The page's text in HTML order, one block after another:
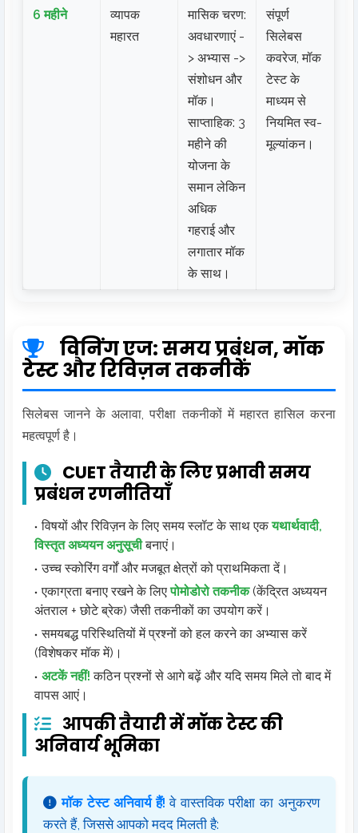
6 महीने
व्यापक
महारत
मासिक चरण:
अवधारणाएं -
> अभ्यास ->
संशोधन और
मॉक।
साप्ताहिक: 3
महीने की
योजना के
समान लेकिन
अधिक
गहराई और
लगातार मॉक
के साथ।
संपूर्ण
सिलेबस
कवरेज, मॉक
टेस्ट के
माध्यम से
नियमित स्व-
मूल्यांकन।
विनिंग एज: समय प्रबंधन, मॉक
टेस्ट और रिविज़न तकनीकें
सिलेबस जानने के अलावा, परीक्षा तकनीकों में महारत हासिल करना
महत्वपूर्ण है।
CUET तैयारी के लिए प्रभावी समय
प्रबंधन रणनीतियाँ
विषयों और रिविज़न के लिए समय स्लॉट के साथ एकयथार्थवादी,
विस्तृत अध्ययन अनुसूचीबनाएं।
उच्च स्कोरिंग वर्गों और मजबूत क्षेत्रों को प्राथमिकता दें।
एकाग्रता बनाए रखने के लिएपोमोडोरो तकनीक(केंद्रित अध्ययन
अंतराल + छोटे ब्रेक) जैसी तकनीकों का उपयोग करें।
समयबद्ध परिस्थितियों में प्रश्नों को हल करने का अभ्यास करें
(विशेषकर मॉक में)।
अटकें नहीं! कठिन प्रश्नों से आगे बढ़ें और यदि समय मिले तो बाद में
वापस आएं।
आपकी तैयारी में मॉक टेस्ट की
अनिवार्य भूमिका
मॉक टेस्ट अनिवार्य हैं! वे वास्तविक परीक्षा का अनुकरण
करते हैं, जिससे आपको मदद मिलती है: